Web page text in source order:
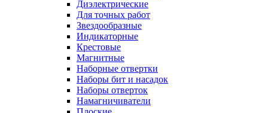
Диэлектрические
Для точных работ
Звездообразные
Индикаторные
Крестовые
Магнитные
Наборные отвертки
Наборы бит и насадок
Наборы отверток
Намагничиватели